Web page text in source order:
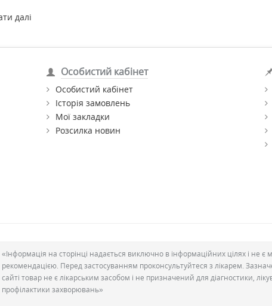
поговорити з дитиною про цю проблему, щоб швидко й
обробки проблемних ділянок спеціальним засобом, ви
далі
Особистий кабінет
Особистий кабінет
Історія замовлень
Мої закладки
Розсилка новин
«Інформація на сторінці надається виключно в інформаційних цілях і не
рекомендацією. Перед застосуванням проконсультуйтеся з лікарем.
сайті товар не є лікарським засобом і не призначений для діагностики,
профілактики захворювань»